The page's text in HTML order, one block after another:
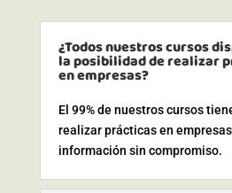
¿Todos nuestros cursos
la posibilidad de realizar
en empresas?
El 99% de nuestros cursos
realizar prácticas en
información sin compromiso.